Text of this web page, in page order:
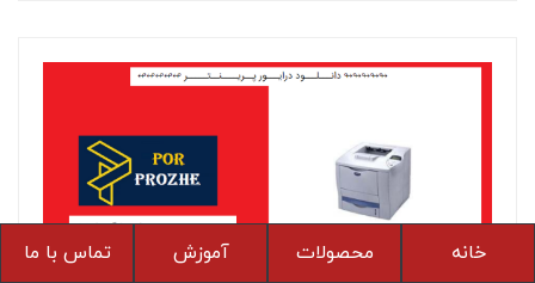
تماس با ما آموزش محصولات خانه